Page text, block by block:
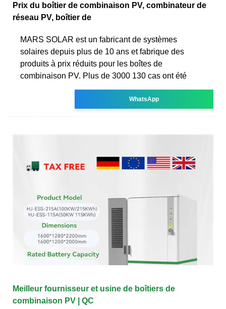
Prix du boîtier de combinaison PV, combinateur de
réseau PV, boîtier de
MARS SOLAR est un fabricant de systèmes
solaires depuis plus de 10 ans et fabrique des
produits à prix réduits pour les boîtes de
combinaison PV. Plus de 3000 130 cas ont été
WhatsApp
Meilleur fournisseur et usine de boîtiers de
combinaison PV | QC